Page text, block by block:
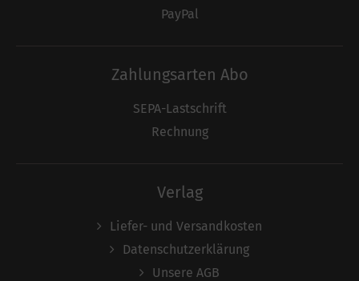
PayPal
Zahlungsarten Abo
SEPA-Lastschrift
Rechnung
Verlag
Liefer- und Versandkosten
Datenschutzerklärung
Unsere AGB